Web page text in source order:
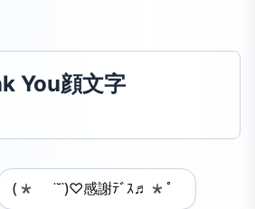
You顔文字
(* ˙˘˙)♡感謝ﾃﾞｽ♬*゜